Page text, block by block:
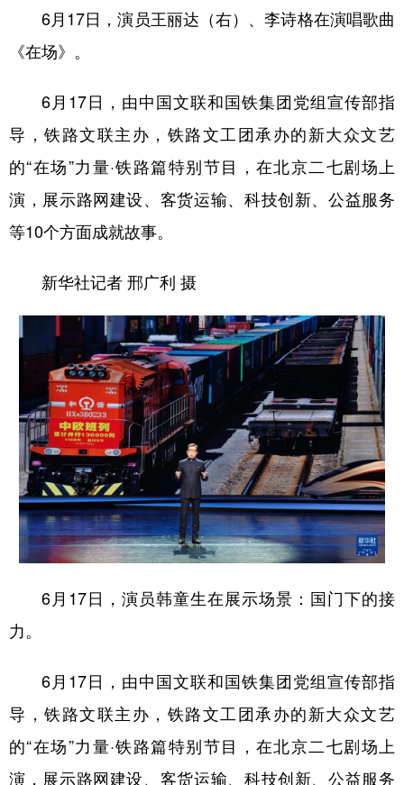
6月17日，演员王丽达（右）、李诗格在演唱歌曲
《在场》。
6月17日，由中国文联和国铁集团党组宣传部指
导，铁路文联主办，铁路文工团承办的新大众文艺
的“在场”力量·铁路篇特别节目，在北京二七剧场上
演，展示路网建设、客货运输、科技创新、公益服务
等10个方面成就故事。
新华社记者 邢广利 摄
6月17日，演员韩童生在展示场景：国门下的接
力。
6月17日，由中国文联和国铁集团党组宣传部指
导，铁路文联主办，铁路文工团承办的新大众文艺
的“在场”力量·铁路篇特别节目，在北京二七剧场上
演，展示路网建设、客货运输、科技创新、公益服务